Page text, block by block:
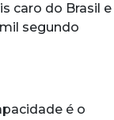
caro do Brasil e
segundo
é o